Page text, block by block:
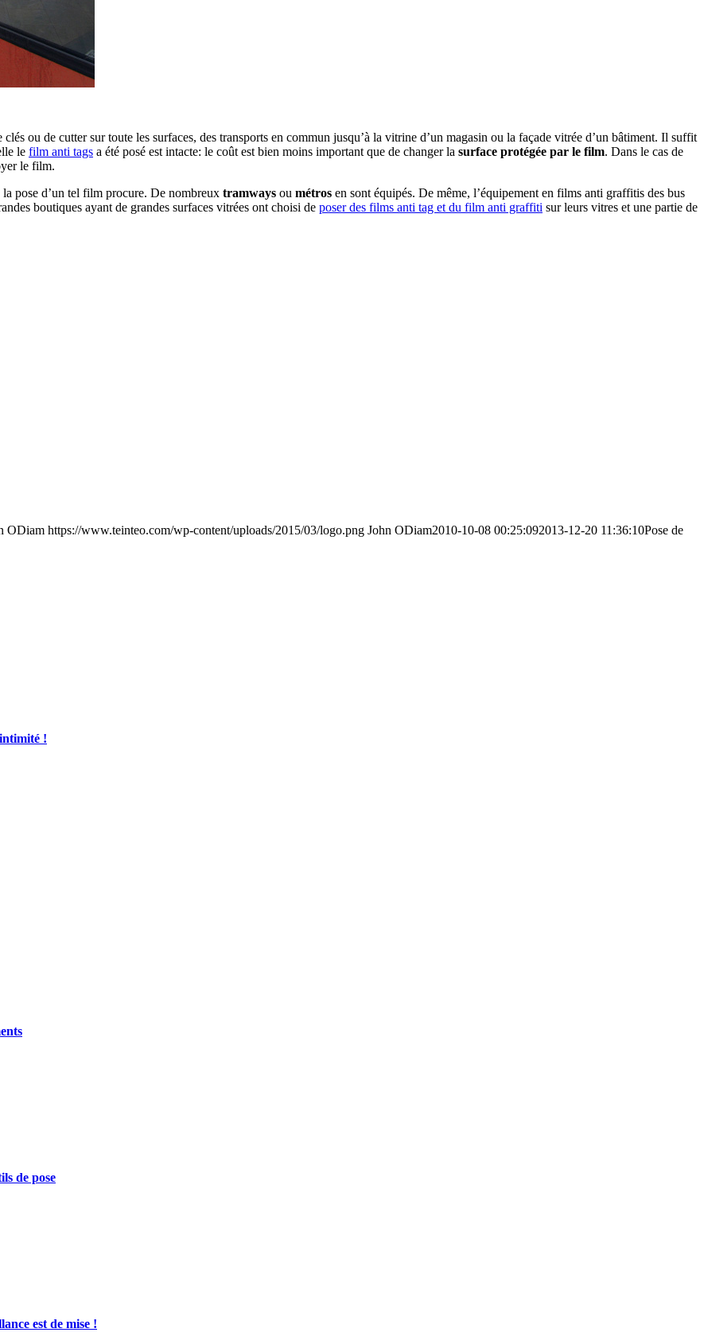
clés ou de cutter sur toute les surfaces, des transports en commun jusqu’à la vitrine d’un magasin ou la façade vitrée d’un bâtiment. Il suffit
le film anti tags a été posé est intacte: le coût est bien moins important que de changer la surface protégée par le film. Dans le cas de
le film.
pose d’un tel film procure. De nombreux tramways ou métros en sont équipés. De même, l’équipement en films anti graffitis des bus
boutiques ayant de grandes surfaces vitrées ont choisi de poser des films anti tag et du film anti graffiti sur leurs vitres et une partie de
ODiam https://www.teinteo.com/wp-content/uploads/2015/03/logo.png John ODiam2010-10-08 00:25:092013-12-20 11:36:10Pose de
!
de pose
est de mise !